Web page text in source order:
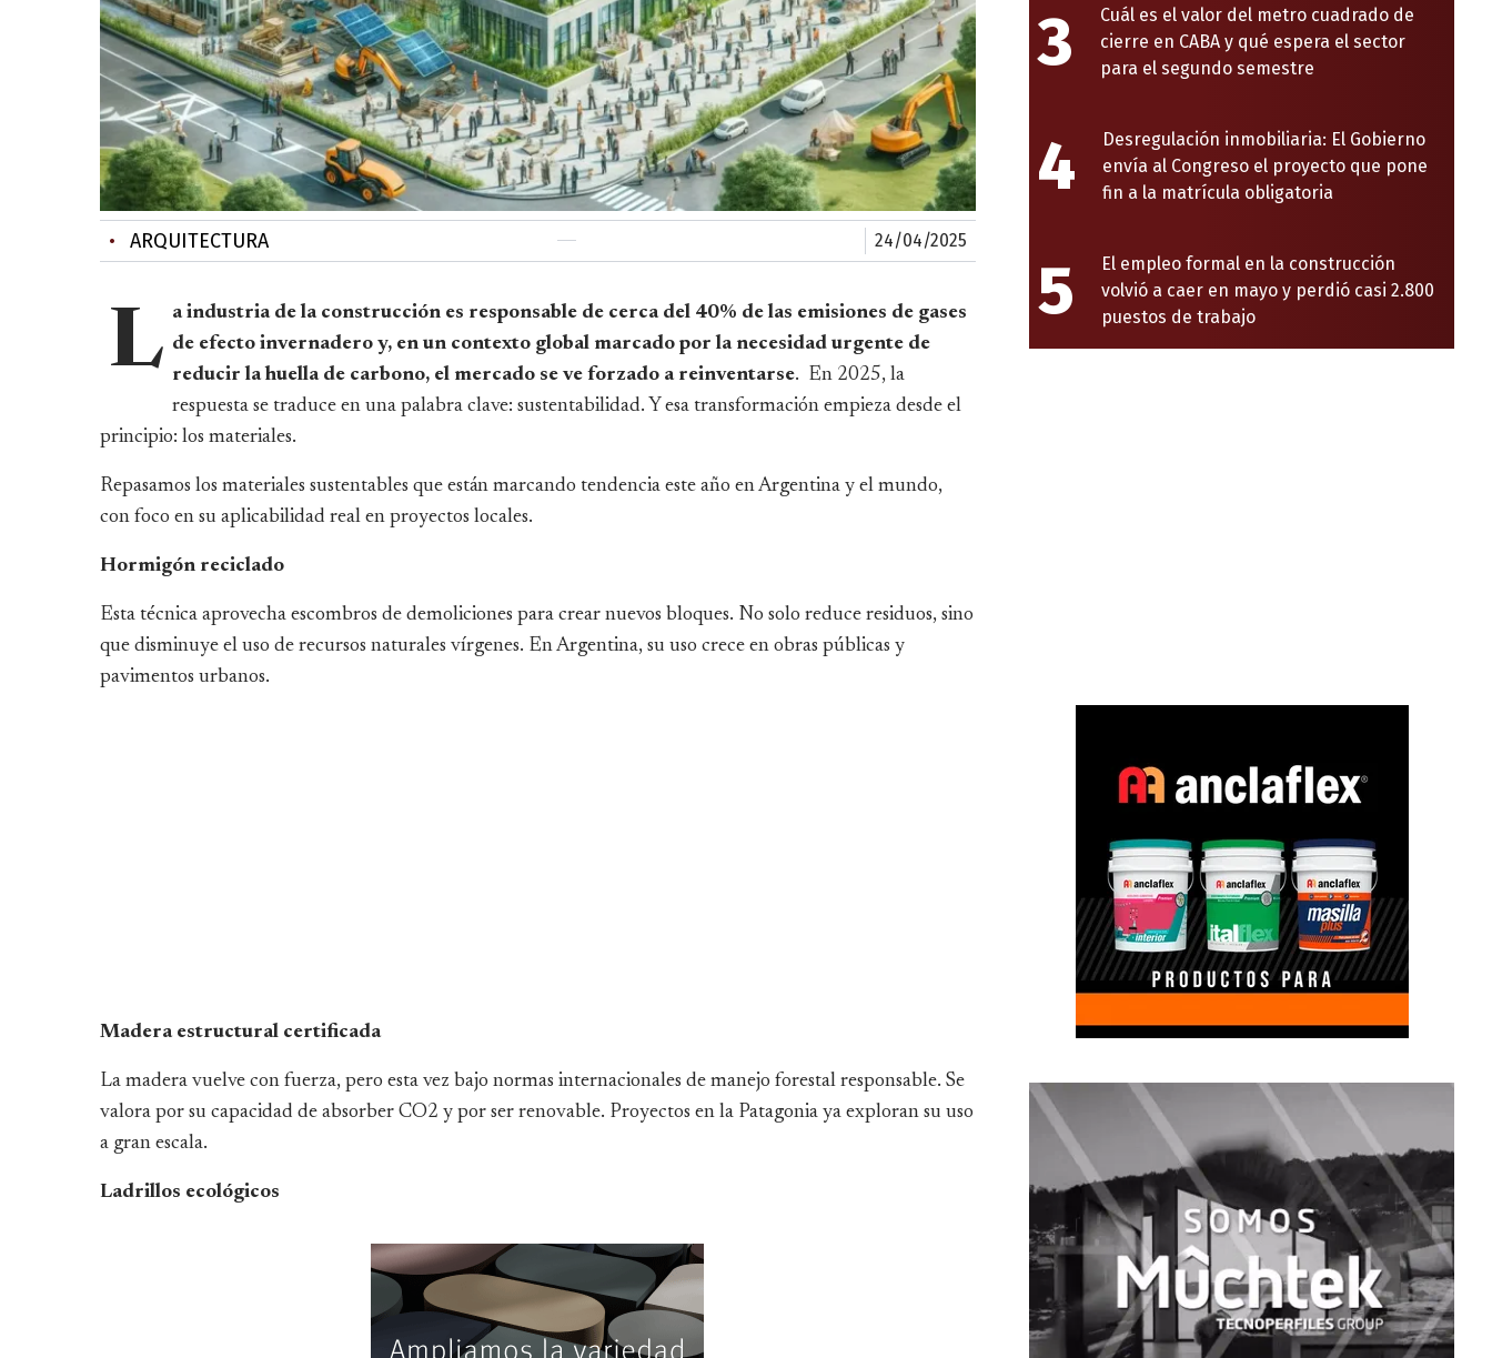
• ARQUITECTURA 24/04/2025
L a industria de la construcción es responsable de cerca del 40% de las emisiones de gases
de efecto invernadero y, en un contexto global marcado por la necesidad urgente de
reducir la huella de carbono, el mercado se ve forzado a reinventarse. En 2025, la
respuesta se traduce en una palabra clave: sustentabilidad. Y esa transformación empieza desde el
principio: los materiales.
Repasamos los materiales sustentables que están marcando tendencia este año en Argentina y el mundo,
con foco en su aplicabilidad real en proyectos locales.
Hormigón reciclado
Esta técnica aprovecha escombros de demoliciones para crear nuevos bloques. No solo reduce residuos, sino
que disminuye el uso de recursos naturales vírgenes. En Argentina, su uso crece en obras públicas y
pavimentos urbanos.
Madera estructural certificada
La madera vuelve con fuerza, pero esta vez bajo normas internacionales de manejo forestal responsable. Se
valora por su capacidad de absorber CO2 y por ser renovable. Proyectos en la Patagonia ya exploran su uso
a gran escala.
Ladrillos ecológicos
3
Cuál es el valor del metro cuadrado de
cierre en CABA y qué espera el sector
para el segundo semestre
4
Desregulación inmobiliaria: El Gobierno
envía al Congreso el proyecto que pone
fin a la matrícula obligatoria
5
El empleo formal en la construcción
volvió a caer en mayo y perdió casi 2.800
puestos de trabajo